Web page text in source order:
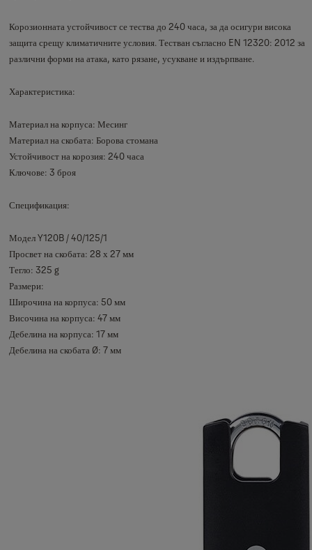
Корозионната устойчивост се тества до 240 часа, за да осигури висока
защита срещу климатичните условия. Тестван съгласно EN 12320: 2012 за
различни форми на атака, като рязане, усукване и издърпване.
Характеристика:
Материал на корпуса: Месинг
Материал на скобата: Борова стомана
Устойчивост на корозия: 240 часа
Ключове: 3 броя
Спецификация:
Модел Y120B / 40/125/1
Просвет на скобата: 28 х 27 мм
Тегло: 325 g
Размери:
Широчина на корпуса: 50 мм
Височина на корпуса: 47 мм
Дебелина на корпуса: 17 мм
Дебелина на скобата Ø: 7 мм